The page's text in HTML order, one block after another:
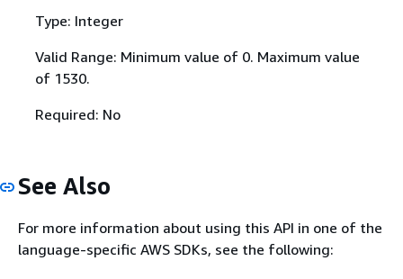
Type: Integer
Valid Range: Minimum value of 0. Maximum value
of 1530.
Required: No
See Also
For more information about using this API in one of the
language-specific AWS SDKs, see the following: